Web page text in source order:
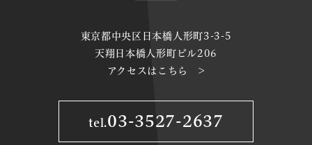
東京都中央区日本橋人形町3-3-5
天翔日本橋人形町ビル206
アクセスはこちら >
tel.03-3527-2637